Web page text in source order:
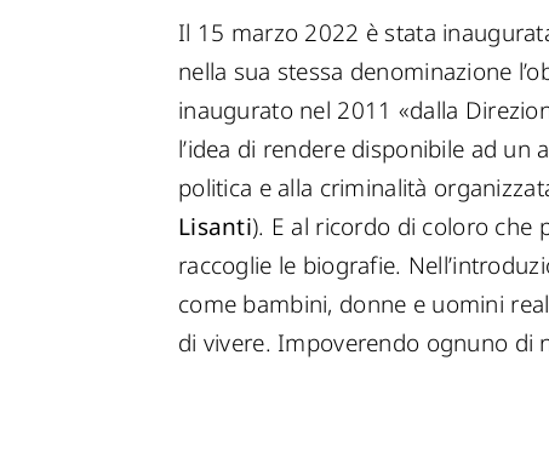
Il 15 marzo 2022 è stata
nella sua stessa denominazione
inaugurato nel 2011 «dalla
l’idea di rendere disponibile ad
politica e alla criminalità
Lisanti). E al ricordo di coloro che
raccoglie le biografie.
come bambini, donne e uomini
di vivere. Impoverendo ognuno di